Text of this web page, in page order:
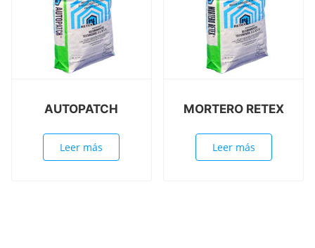
AUTOPATCH
Leer más
MORTERO RETEX
Leer más